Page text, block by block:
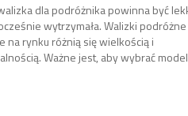
dla podróżnika powinna być
wytrzymała. Walizki podróżne
na rynku różnią się wielkością i
Ważne jest, aby wybrać